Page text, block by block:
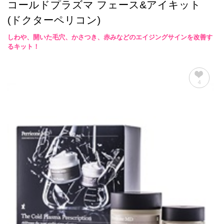
コールドプラズマ フェース&アイキット
(ドクターペリコン)
しわや、開いた毛穴、かさつき、赤みなどのエイジングサインを改善す
るキット！
4